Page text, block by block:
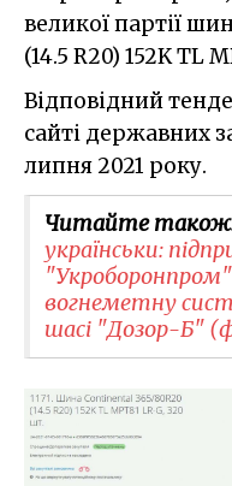
великої партії
(14.5 R20) 152K TL
Відповідний
сайті державних
липня 2021 року.
Читайте
українськи:
вогнеметну
шасі "Дозор-Б"